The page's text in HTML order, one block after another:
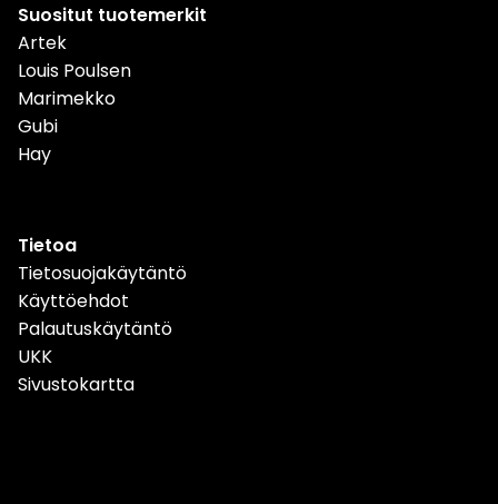
Suositut tuotemerkit
Artek
Louis Poulsen
Marimekko
Gubi
Hay
Tietoa
Tietosuojakäytäntö
Käyttöehdot
Palautuskäytäntö
UKK
Sivustokartta